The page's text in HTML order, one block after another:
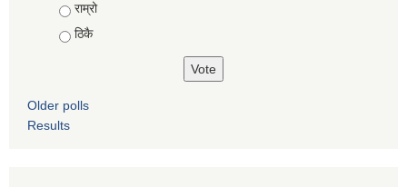
Choices
राम्रो
ठिकै
Older polls
Results